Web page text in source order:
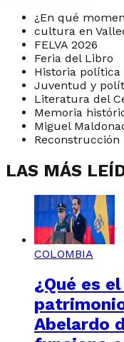
¿En qué
cultura en
FELVA 2026
Feria del Libro
Historia política
Juventud y
Literatura del
Memoria
Miguel
Reconstrucción
LAS MÁS
COLOMBIA
¿Qué es
Abelardo